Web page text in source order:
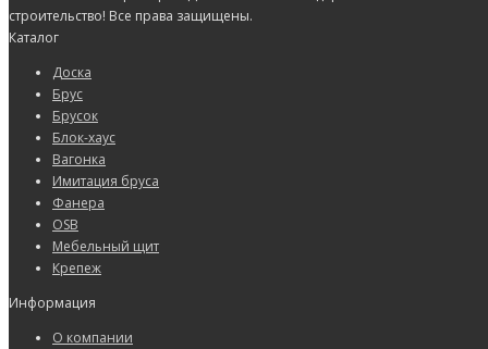
строительство! Все права защищены.
Каталог
Доска
Брус
Брусок
Блок-хаус
Вагонка
Имитация бруса
Фанера
OSB
Мебельный щит
Крепеж
Информация
О компании